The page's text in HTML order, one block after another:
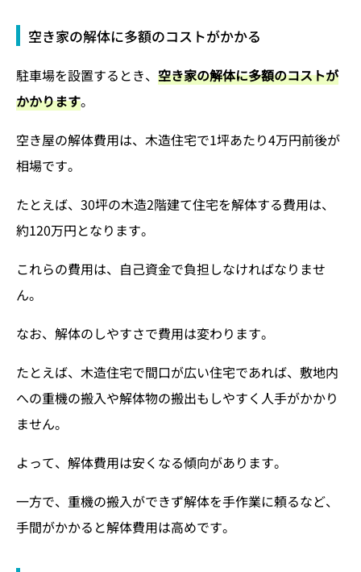
空き家の解体に多額のコストがかかる
駐車場を設置するとき、 空き家の解体に多額のコストが
かかります。
空き屋の解体費用は、木造住宅で1坪あたり4万円前後が
相場です。
たとえば、30坪の木造2階建て住宅を解体する費用は、
約120万円となります。
これらの費用は、自己資金で負担しなければなりませ
ん。
なお、解体のしやすさで費用は変わります。
たとえば、木造住宅で間口が広い住宅であれば、敷地内
への重機の搬入や解体物の搬出もしやすく人手がかかり
ません。
よって、解体費用は安くなる傾向があります。
一方で、重機の搬入ができず解体を手作業に頼るなど、
手間がかかると解体費用は高めです。